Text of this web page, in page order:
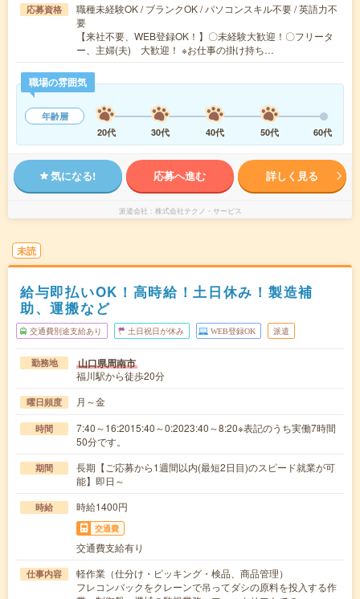
応募資格
職種未経験OK / ブランクOK / パソコンスキル不要 / 英語力不
要
【来社不要、WEB登録OK！】〇未経験大歓迎！〇フリータ
ー、主婦(夫) 大歓迎！ ※お仕事の掛け持ち…
職場の雰囲気
年齢層
20代
30代 40代 50代 60代
気になる! 応募へ進む 詳しく見る
派遣会社 株式会社テクノ・サービス
未読
給与即払いOK！高時給！土日休み！製造補
助、運搬など
交通費別途支給あり 土日祝日が休み WEB登録OK 派遣
勤務地 山口県周南市
福川駅から徒歩20分
曜日頻度 月～金
時間
7:40～16:2015:40～0:2023:40～8:20※表記のうち実働7時間
50分です。
期間
長期【ご応募から1週間以内(最短2日目)のスピード就業が可
能】即日～
時給 時給1400円
交通費
交通費支給有り
仕事内容
軽作業（仕分け・ピッキング・検品、商品管理）
フレコンバックをクレーンで吊ってダシの原料を投入する作